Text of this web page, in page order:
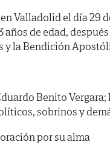
Valladolid el día 29
años de edad,
y la Bendición
Benito Vergara;
sobrinos y
por su alma